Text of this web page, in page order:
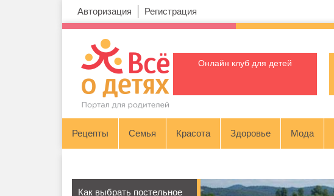
Авторизация Регистрация
Онлайн клуб для детей
Рецепты Семья Красота Здоровье Мода
Как выбрать постельное